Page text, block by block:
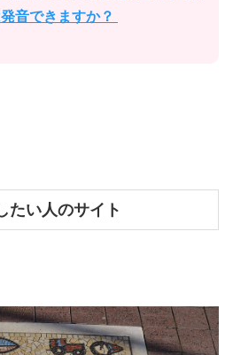
音できますか？
たい人のサイト